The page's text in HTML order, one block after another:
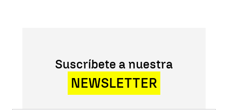
Suscríbete a nuestra
NEWSLETTER